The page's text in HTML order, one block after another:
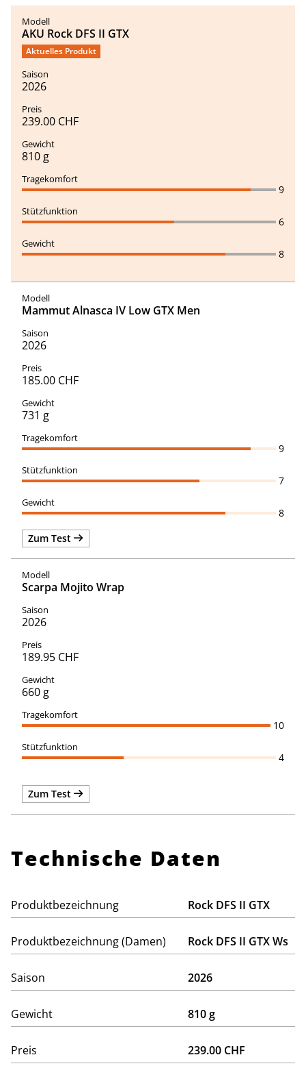
AKU Rock DFS II GTX
Aktuelles Produkt
2026
239.00 CHF
810 g
9
6
8
Mammut Alnasca IV Low GTX Men
2026
185.00 CHF
731 g
9
7
8
Zum Test
Scarpa Mojito Wrap
2026
189.95 CHF
660 g
10
4
Zum Test
Technische Daten
Produktbezeichnung Rock DFS II GTX
Produktbezeichnung (Damen) Rock DFS II GTX Ws
Saison 2026
Gewicht 810 g
Preis 239.00 CHF